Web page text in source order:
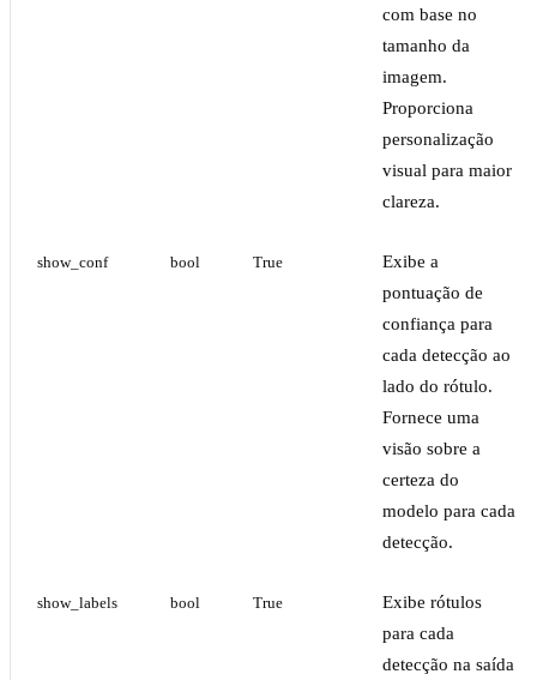
com base no
tamanho da
imagem.
Proporciona
personalização
visual para maior
clareza.
show_conf bool True
Exibe a
pontuação de
confiança para
cada detecção ao
lado do rótulo.
Fornece uma
visão sobre a
certeza do
modelo para cada
detecção.
show_labels bool True
Exibe rótulos
para cada
detecção na saída